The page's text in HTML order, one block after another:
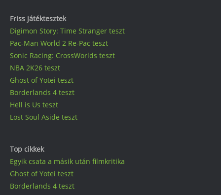
Friss játéktesztek
Digimon Story: Time Stranger teszt
Pac-Man World 2 Re-Pac teszt
Sonic Racing: CrossWorlds teszt
NBA 2K26 teszt
Ghost of Yotei teszt
Borderlands 4 teszt
Hell is Us teszt
Lost Soul Aside teszt
Top cikkek
Egyik csata a másik után filmkritika
Ghost of Yotei teszt
Borderlands 4 teszt